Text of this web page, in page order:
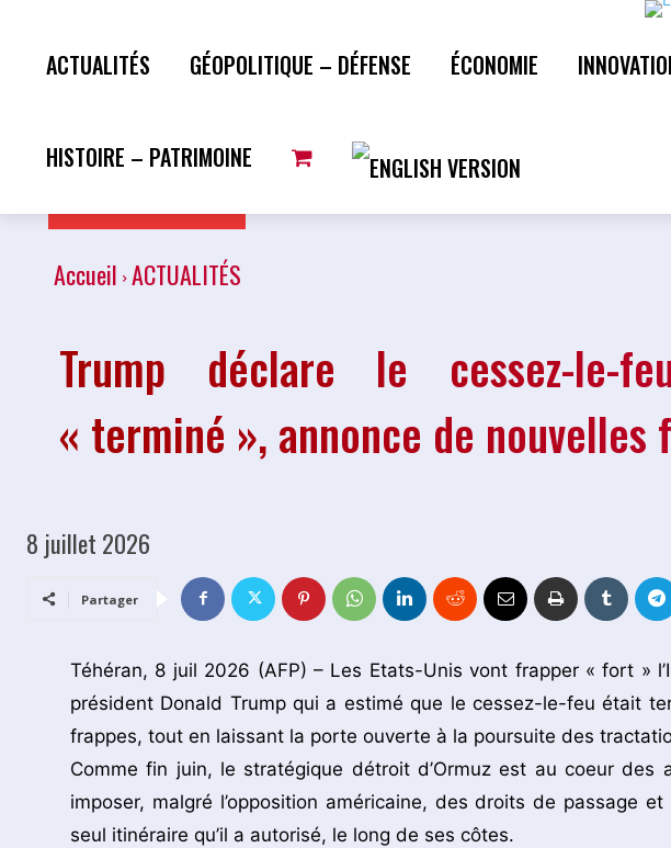
ACTUALITÉS GÉOPOLITIQUE – DÉFENSE ÉCONOMIE
HISTOIRE – PATRIMOINE
Accueil ACTUALITÉS
Trump déclare le cessez-le-
« terminé », annonce de nouvelles
8 juillet 2026
Partager
Téhéran, 8 juil 2026 (AFP) – Les Etats-Unis vont frapper « fort »
président Donald Trump qui a estimé que le cessez-le-feu était
frappes, tout en laissant la porte ouverte à la poursuite des
Comme fin juin, le stratégique détroit d’Ormuz est au coeur des
imposer, malgré l’opposition américaine, des droits de passage
seul itinéraire qu’il a autorisé, le long de ses côtes.